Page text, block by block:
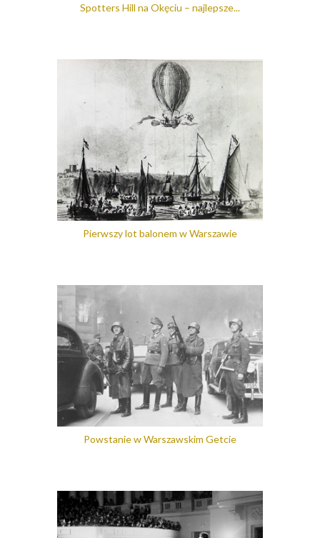
Spotters Hill na Okęciu – najlepsze...
Pierwszy lot balonem w Warszawie
Powstanie w Warszawskim Getcie